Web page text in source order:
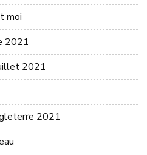
moi
2021
2021
2021